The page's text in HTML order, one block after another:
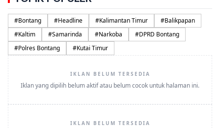
#Bontang #Headline #Kalimantan Timur #Balikpapan
#Kaltim #Samarinda #Narkoba #DPRD Bontang
#Polres Bontang #Kutai Timur
IKLAN BELUM TERSEDIA
Iklan yang dipilih belum aktif atau belum cocok untuk halaman ini.
IKLAN BELUM TERSEDIA